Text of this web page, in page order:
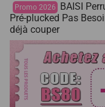
Promo 2026
BAISI
Pré-plucked Pas
déjà couper